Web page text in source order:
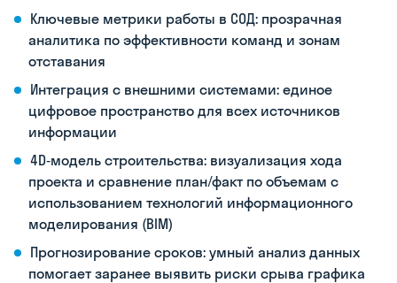
Ключевые метрики работы в СОД: прозрачная
аналитика по эффективности команд и зонам
отставания
Интеграция с внешними системами: единое
цифровое пространство для всех источников
информации
4D‑модель строительства: визуализация хода
проекта и сравнение план/факт по объемам с
использованием технологий информационного
моделирования (BIM)
Прогнозирование сроков: умный анализ данных
помогает заранее выявить риски срыва графика